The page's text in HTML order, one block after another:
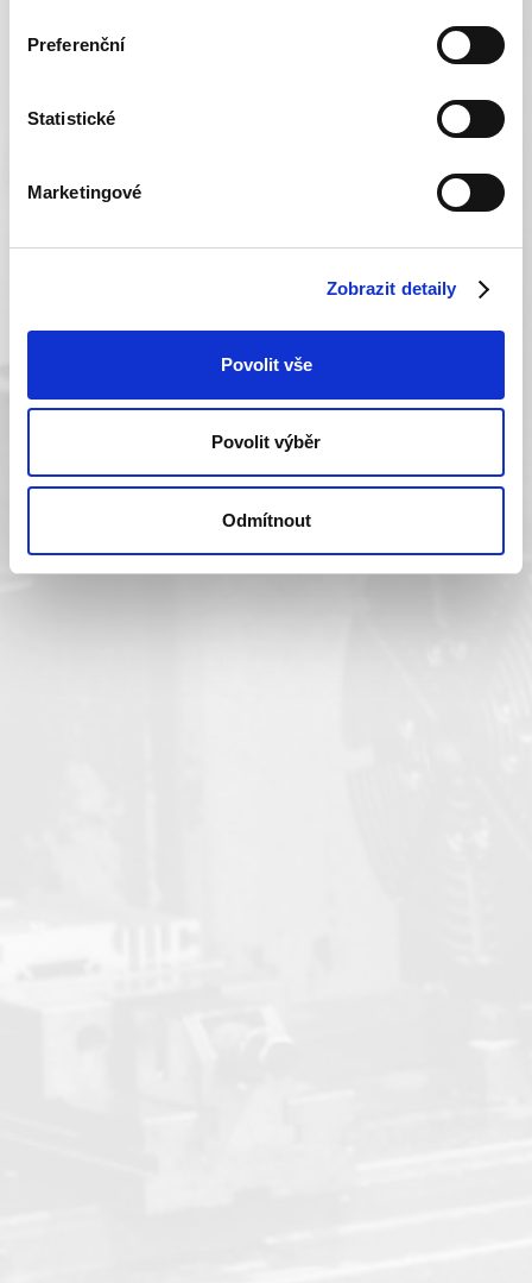
Preferenční
Statistické
Marketingové
Zobrazit detaily
Povolit vše
Povolit výběr
Odmítnout